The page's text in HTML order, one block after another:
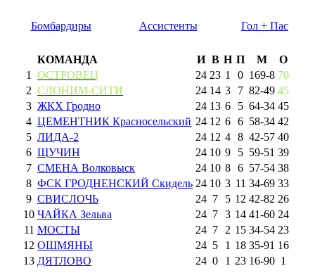
Бомбардиры Ассистенты Гол + Пас
КОМАНДА И В Н П М
О
1
ОСТРОВЕЦ 24 23 1 0 169-8 70
2 СЛОНИМ-СИТИ 24 14 3 7 82-49 45
3 ЖКХ Гродно 24 13 6 5 64-34 45
4 ЦЕМЕНТНИК Красносельский 24 12 6 6 58-34 42
5 ЛИДА-2 24 12 4 8 42-57 40
6 ЩУЧИН 24 10 9 5 59-51 39
7 СМЕНА Волковыск 24 10 8 6 57-54 38
8 ФСК ГРОДНЕНСКИЙ Скидель 24 10 3 11 34-69 33
9 СВИСЛОЧЬ 24 7 5 12 42-82 26
10 ЧАЙКА Зельва 24 7 3 14 41-60 24
11 МОСТЫ 24 7 2 15 34-54 23
12 ОШМЯНЫ 24 5 1 18 35-91 16
13 ДЯТЛОВО 24 0 1 23 16-90 1